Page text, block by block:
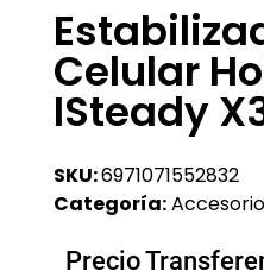
Celular
ISteady
SKU:6971071552832
Categoría:
Precio